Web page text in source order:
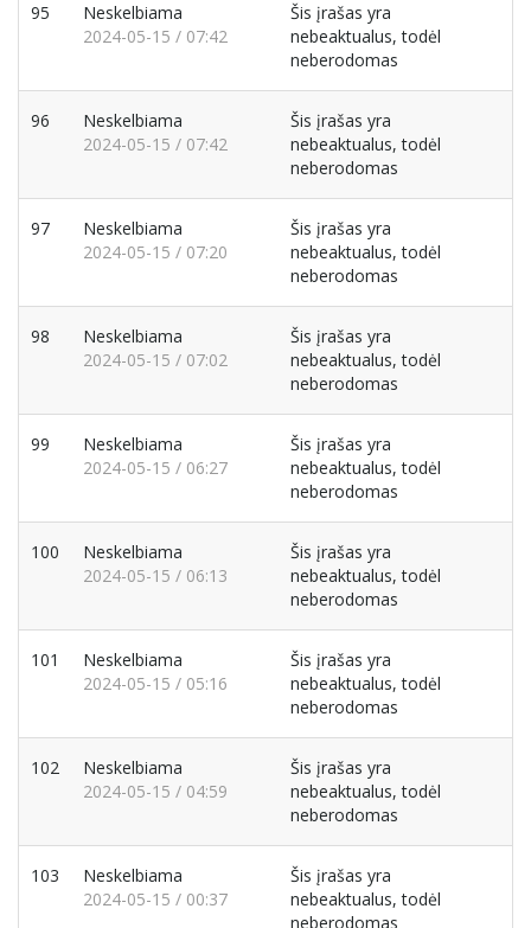
95
Neskelbiama
2024-05-15 / 07:42
Šis įrašas yra
nebeaktualus, todėl
neberodomas
96
Neskelbiama
2024-05-15 / 07:42
Šis įrašas yra
nebeaktualus, todėl
neberodomas
97
Neskelbiama
2024-05-15 / 07:20
Šis įrašas yra
nebeaktualus, todėl
neberodomas
98
Neskelbiama
2024-05-15 / 07:02
Šis įrašas yra
nebeaktualus, todėl
neberodomas
99
Neskelbiama
2024-05-15 / 06:27
Šis įrašas yra
nebeaktualus, todėl
neberodomas
100
Neskelbiama
2024-05-15 / 06:13
Šis įrašas yra
nebeaktualus, todėl
neberodomas
101
Neskelbiama
2024-05-15 / 05:16
Šis įrašas yra
nebeaktualus, todėl
neberodomas
102
Neskelbiama
2024-05-15 / 04:59
Šis įrašas yra
nebeaktualus, todėl
neberodomas
103
Neskelbiama
2024-05-15 / 00:37
Šis įrašas yra
nebeaktualus, todėl
neberodomas